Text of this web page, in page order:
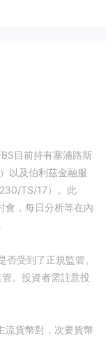
目前持有塞浦路斯
以及伯利茲金融服
TS/17）。此
會，每日分析等在內
受到了正規監管。
。投資者需註意投
流貨幣對，次要貨幣